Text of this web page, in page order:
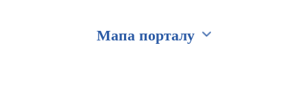
Мапа порталу